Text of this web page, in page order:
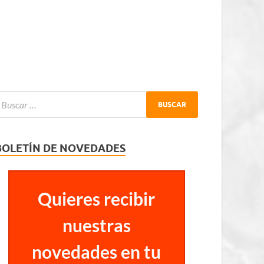
DE NOVEDADES
Quieres recibir
nuestras
novedades en tu